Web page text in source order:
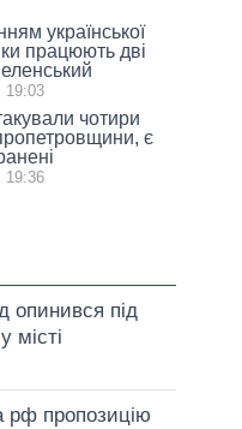
української
працюють дві
19:03
чотири
є
19:36
опинився під
місті
рф пропозицію